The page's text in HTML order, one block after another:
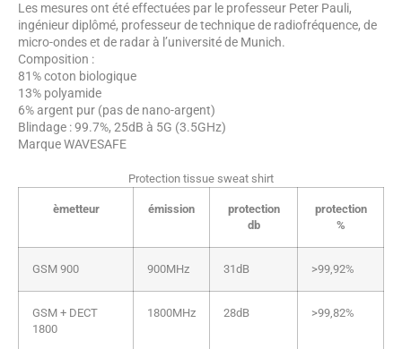
Les mesures ont été effectuées par le professeur Peter Pauli,
ingénieur diplômé, professeur de technique de radiofréquence, de
micro-ondes et de radar à l’université de Munich.
Composition :
81% coton biologique
13% polyamide
6% argent pur (pas de nano-argent)
Blindage : 99.7%, 25dB à 5G (3.5GHz)
Marque WAVESAFE
Protection tissue sweat shirt
èmetteur émission
protection
db
protection
%
GSM 900 900MHz 31dB >99,92%
GSM + DECT
1800
1800MHz 28dB >99,82%